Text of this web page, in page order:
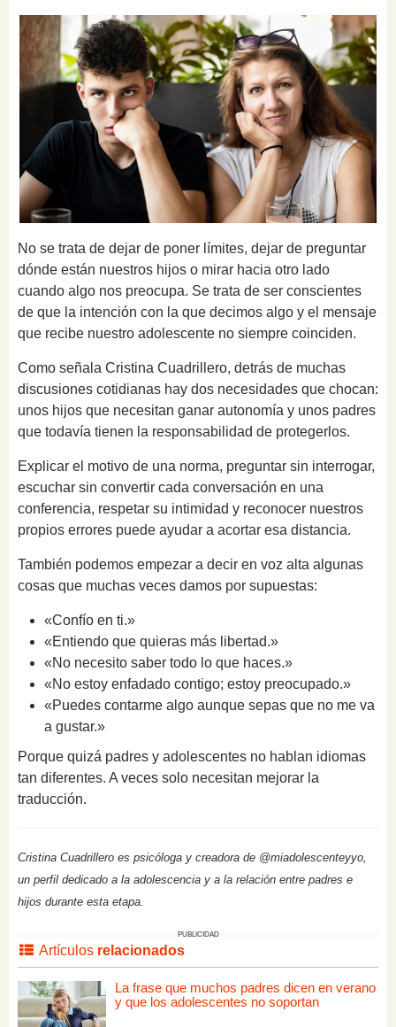
No se trata de dejar de poner límites, dejar de preguntar
dónde están nuestros hijos o mirar hacia otro lado
cuando algo nos preocupa. Se trata de ser conscientes
de que la intención con la que decimos algo y el mensaje
que recibe nuestro adolescente no siempre coinciden.
Como señala Cristina Cuadrillero, detrás de muchas
discusiones cotidianas hay dos necesidades que chocan:
unos hijos que necesitan ganar autonomía y unos padres
que todavía tienen la responsabilidad de protegerlos.
Explicar el motivo de una norma, preguntar sin interrogar,
escuchar sin convertir cada conversación en una
conferencia, respetar su intimidad y reconocer nuestros
propios errores puede ayudar a acortar esa distancia.
También podemos empezar a decir en voz alta algunas
cosas que muchas veces damos por supuestas:
«Confío en ti.»
«Entiendo que quieras más libertad.»
«No necesito saber todo lo que haces.»
«No estoy enfadado contigo; estoy preocupado.»
«Puedes contarme algo aunque sepas que no me va
a gustar.»
Porque quizá padres y adolescentes no hablan idiomas
tan diferentes. A veces solo necesitan mejorar la
traducción.
Cristina Cuadrillero es psicóloga y creadora de @miadolescenteyyo,
un perfil dedicado a la adolescencia y a la relación entre padres e
hijos durante esta etapa.
PUBLICIDAD
Artículos relacionados
La frase que muchos padres dicen en verano
y que los adolescentes no soportan